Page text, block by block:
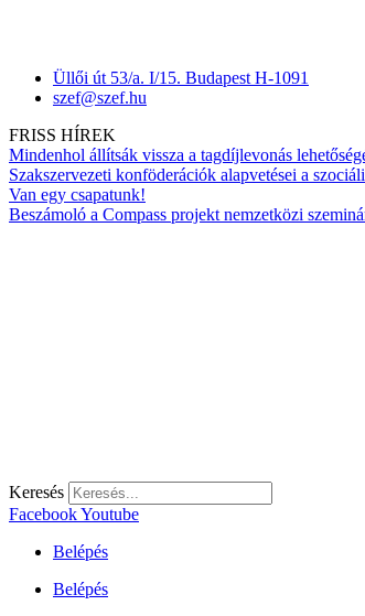
Üllői út 53/a. I/15. Budapest H-1091
szef@szef.hu
FRISS HÍREK
Mindenhol állítsák vissza a tagdíjlevonás
Szakszervezeti konföderációk alapvetései a
Van egy csapatunk!
Beszámoló a Compass projekt nemzetközi
Keresés
FacebookYoutube
Belépés
Belépés